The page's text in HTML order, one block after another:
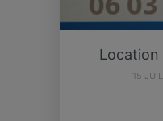
Location
15